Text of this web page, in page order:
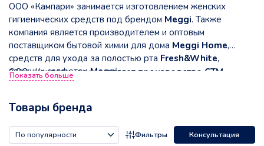
ООО «Кампари» занимается изготовлением женских
гигиенических средств под брендом Meggi. Также
компания является производителем и оптовым
поставщиком бытовой химии для дома Meggi Home,
средств для ухода за полостью рта Fresh&White,
влажных салфетокMeggi
CareиSoftex,парфюмированных спреев-мистов для
ООО «Кампари» осуществляет производство СТМ
(Private Label)на заказ– товаров под собственной
продажасырья для гигиенических изделий
полиэтиленовой пленки и перфорированного полотна –
еще одно направление деятельности компании.
Показать больше
Товары бренда
Фильтры Консультация